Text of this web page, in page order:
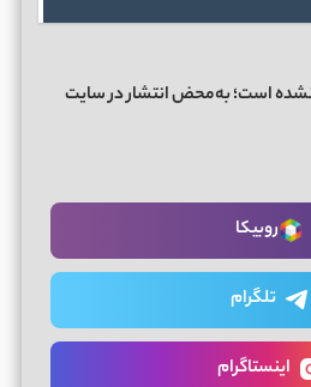
است؛ به‌محض انتشار در سایت
روبیکا
تلگرام
اینستاگرام